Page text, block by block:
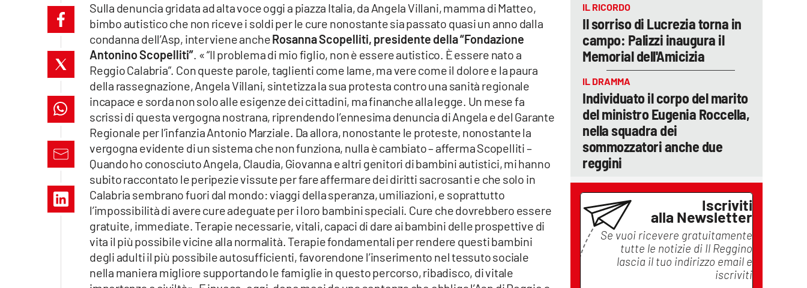
cosenzachannel.it
catanzarochannel.it
lacapitalenews.it
Sulla denuncia gridata ad alta voce oggi a piazza Italia, da Angela Villani, mamma di Matteo,
bimbo autistico che non riceve i soldi per le cure nonostante sia passato quasi un anno dalla
condanna dell’Asp, interviene ancheRosanna Scopelliti, presidente della “Fondazione
Antonino Scopelliti”. « “Il problema di mio figlio, non è essere autistico. È essere nato a
Reggio Calabria”. Con queste parole, taglienti come lame, ma vere come il dolore e la paura
della rassegnazione, Angela Villani, sintetizza la sua protesta contro una sanità regionale
incapace e sorda non solo alle esigenze dei cittadini, ma finanche alla legge. Un mese fa
scrissi di questa vergogna nostrana, riprendendo l’ennesima denuncia di Angela e del Garante
Regionale per l’infanzia Antonio Marziale. Da allora, nonostante le proteste, nonostante la
vergogna evidente di un sistema che non funziona, nulla è cambiato – afferma Scopelliti –
Quando ho conosciuto Angela, Claudia, Giovanna e altri genitori di bambini autistici, mi hanno
subito raccontato le peripezie vissute per fare affermare dei diritti sacrosanti e che solo in
Calabria sembrano fuori dal mondo: viaggi della speranza, umiliazioni, e soprattutto
l’impossibilità di avere cure adeguate per i loro bambini speciali. Cure che dovrebbero essere
gratuite, immediate. Terapie necessarie, vitali, capaci di dare ai bambini delle prospettive di
vita il più possibile vicine alla normalità. Terapie fondamentali per rendere questi bambini
degli adulti il più possibile autosufficienti, favorendone l’inserimento nel tessuto sociale
nella maniera migliore supportando le famiglie in questo percorso, ribadisco, di vitale
IL RICORDO
Il sorriso di Lucrezia torna in
campo: Palizzi inaugura il
Memorial dell'Amicizia
IL DRAMMA
Individuato il corpo del marito
del ministro Eugenia Roccella,
nella squadra dei
sommozzatori anche due
reggini
Iscriviti
alla Newsletter
Se vuoi ricevere gratuitamente
tutte le notizie di Il Reggino
lascia il tuo indirizzo email e
iscriviti